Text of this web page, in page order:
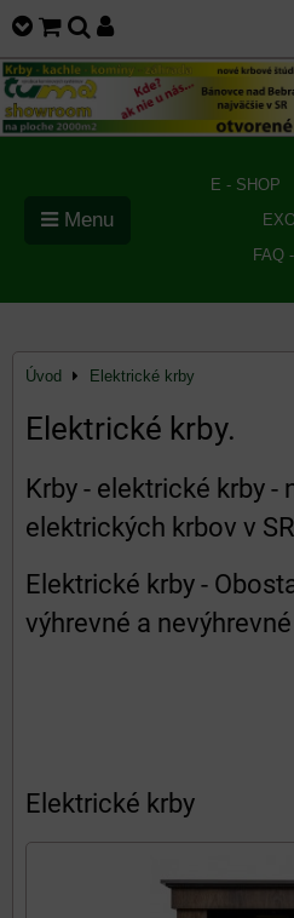
E - SHOP
FAQ
Menu
Úvod Elektrické krby
Elektrické krby.
Krby - elektrické krby -
elektrických krbov v
Elektrické krby -
výhrevné a
Elektrické krby